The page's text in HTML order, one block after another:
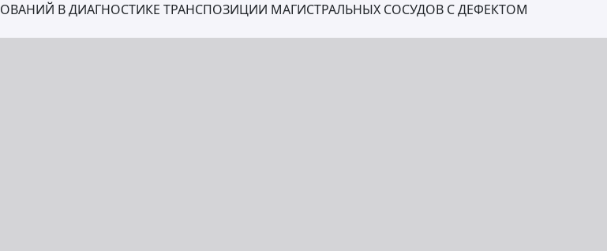
В ДИАГНОСТИКЕ ТРАНСПОЗИЦИИ МАГИСТРАЛЬНЫХ СОСУДОВ С ДЕФЕКТОМ